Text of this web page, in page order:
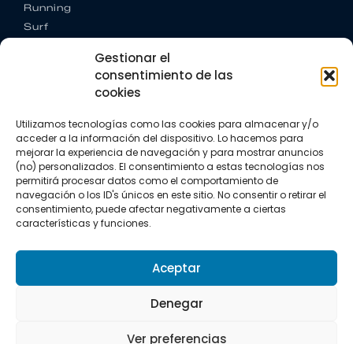
Gestionar el
consentimiento de las
cookies
Utilizamos tecnologías como las cookies para almacenar y/o
acceder a la información del dispositivo. Lo hacemos para
mejorar la experiencia de navegación y para mostrar anuncios
(no) personalizados. El consentimiento a estas tecnologías nos
permitirá procesar datos como el comportamiento de
navegación o los ID's únicos en este sitio. No consentir o retirar el
consentimiento, puede afectar negativamente a ciertas
características y funciones.
Aceptar
Denegar
Ver preferencias
Running
Surf
CONTACTO
+34 662 342 177
info@vkssport.com
SÍGUENOS
Política de privacidad
Política de cookies